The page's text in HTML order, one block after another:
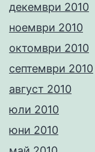
декември 2010
ноември 2010
октомври 2010
септември 2010
август 2010
юли 2010
юни 2010